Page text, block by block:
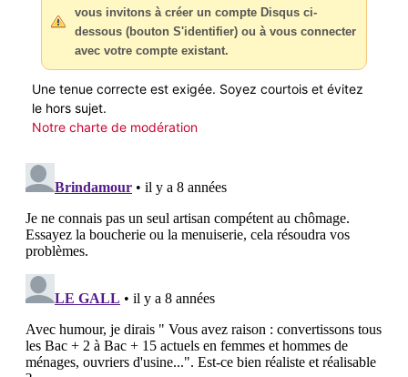
vous invitons à créer un compte Disqus ci-
dessous (bouton S'identifier) ou à vous connecter
avec votre compte existant.
Une tenue correcte est exigée. Soyez courtois et évitez
le hors sujet.
Notre charte de modération